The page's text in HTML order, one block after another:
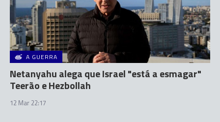
A GUERRA
Netanyahu alega que Israel "está a esmagar"
Teerão e Hezbollah
12 Mar 22:17